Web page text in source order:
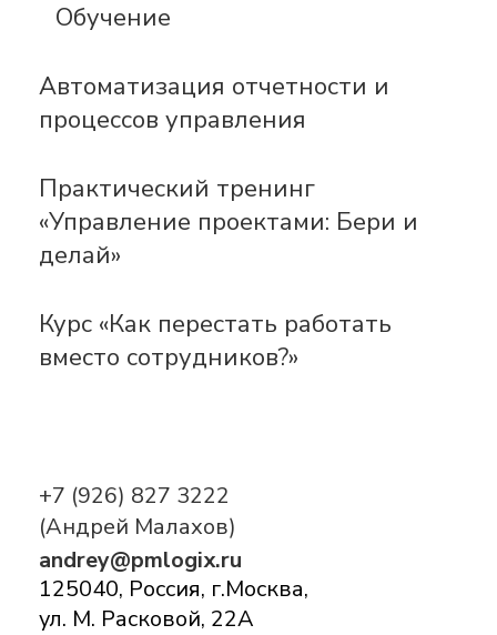
+7 (926) 827 3222
(Андрей Малахов)
andrey@pmlogix.ru
125040, Россия, г.Москва,
ул. М. Расковой, 22А
Обучение
Автоматизация отчетности и
процессов управления
Практический тренинг
«Управление проектами: Бери и
делай»
Курс «Как перестать работать
вместо сотрудников?»